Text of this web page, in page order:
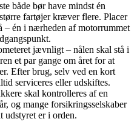
både bør have mindst én
fartøjer kræver flere. Placer
– én i nærheden af motorrummet
jævnligt – nålen skal stå i
et par gange om året for at
Efter brug, selv ved en kort
serviceres eller udskiftes.
skal kontrolleres af en
og mange forsikringsselskaber
udstyret er i orden.